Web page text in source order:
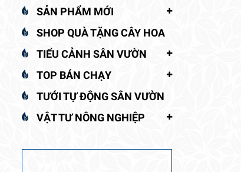
SẢN PHẨM MỚI
SHOP QUÀ TẶNG CÂY HOA
TIỂU CẢNH SÂN VƯỜN
TOP BÁN CHẠY
TƯỚI TỰ ĐỘNG SÂN VƯỜN
VẬT TƯ NÔNG NGHIỆP